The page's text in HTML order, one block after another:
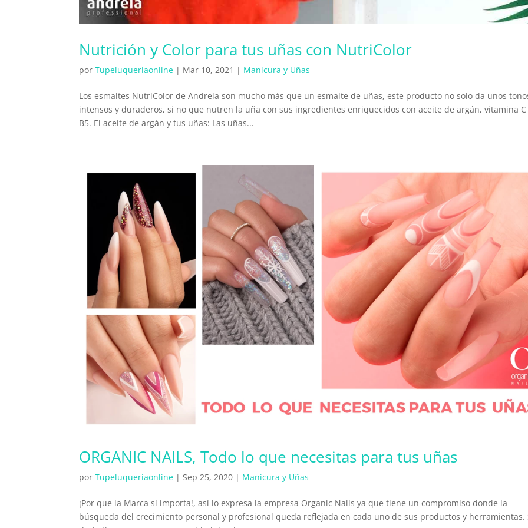
Nutrición y Color para tus uñas con NutriColor
porTupeluqueriaonline | Mar 10, 2021 | Manicura y Uñas
Los esmaltes NutriColor de Andreia son mucho más que un esmalte de uñas, este producto no solo da unos
intensos y duraderos, si no que nutren la uña con sus ingredientes enriquecidos con aceite de argán, vitamina C
B5. El aceite de argán y tus uñas: Las uñas...
ORGANIC NAILS, Todo lo que necesitas para tus uñas
porTupeluqueriaonline | Sep 25, 2020 | Manicura y Uñas
¡Por que la Marca sí importa!, así lo expresa la empresa Organic Nails ya que tiene un compromiso donde la
búsqueda del crecimiento personal y profesional queda reflejada en cada uno de sus productos y herramientas.